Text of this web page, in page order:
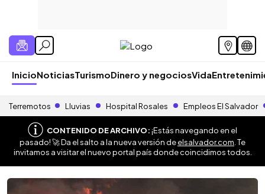
InicioNoticiasTurismoDinero y negociosVida
Terremotos Lluvias Hospital Rosales Empleos El Salvador
CONTENIDO DE ARCHIVO:¡Estás navegando en el
pasado! 🚀 Da el salto a la nueva versión deelsalvador.com . Te
invitamos a visitar el nuevo portal país donde coincidimos todos.